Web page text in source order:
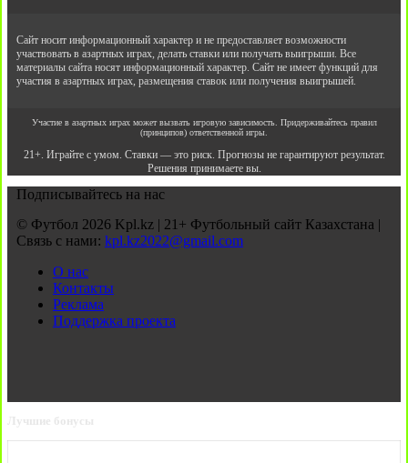
Сайт носит информационный характер и не предоставляет возможности
участвовать в азартных играх, делать ставки или получать выигрыши. Все
материалы сайта носят информационный характер. Сайт не имеет функций для
участия в азартных играх, размещения ставок или получения выигрышей.
Участие в азартных играх может вызвать игровую зависимость. Придерживайтесь правил
(принципов) ответственной игры.
21+. Играйте с умом. Ставки — это риск. Прогнозы не гарантируют результат.
Решения принимаете вы.
Подписывайтесь на нас
© Футбол 2026 Kpl.kz | 21+ Футбольный сайт Казахстана |
Связь с нами: kpl.kz2022@gmail.com
О нас
Контакты
Реклама
Поддержка проекта
Лучшие бонусы